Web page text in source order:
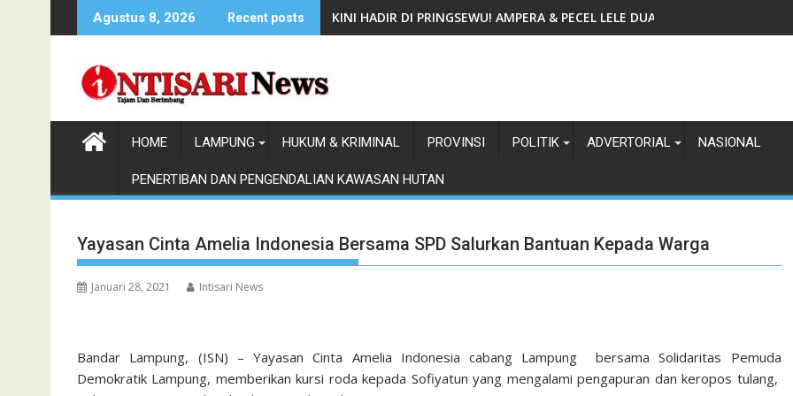
to
Agustus 8, 2026 Recent posts KINI HADIR DI PRINGSEWU! AMPERA & PECEL LELE DUA GADIS TAWARKAN
HOME LAMPUNG HUKUM & KRIMINAL PROVINSI POLITIK ADVERTORIAL NASIONAL
PENERTIBAN DAN PENGENDALIAN KAWASAN HUTAN
Yayasan Cinta Amelia Indonesia Bersama SPD Salurkan Bantuan Kepada Warga
Januari 28, 2021 Intisari News
Bandar Lampung, (ISN) – Yayasan Cinta Amelia Indonesia cabang Lampung bersama Solidaritas Pemuda
Demokratik Lampung, memberikan kursi roda kepada Sofiyatun yang mengalami pengapuran dan keropos tulang,